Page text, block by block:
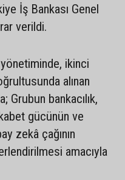
İş Bankası Genel
verildi.
ikinci
alınan
Grubun bankacılık,
gücünün ve
zekâ çağının
amacıyla